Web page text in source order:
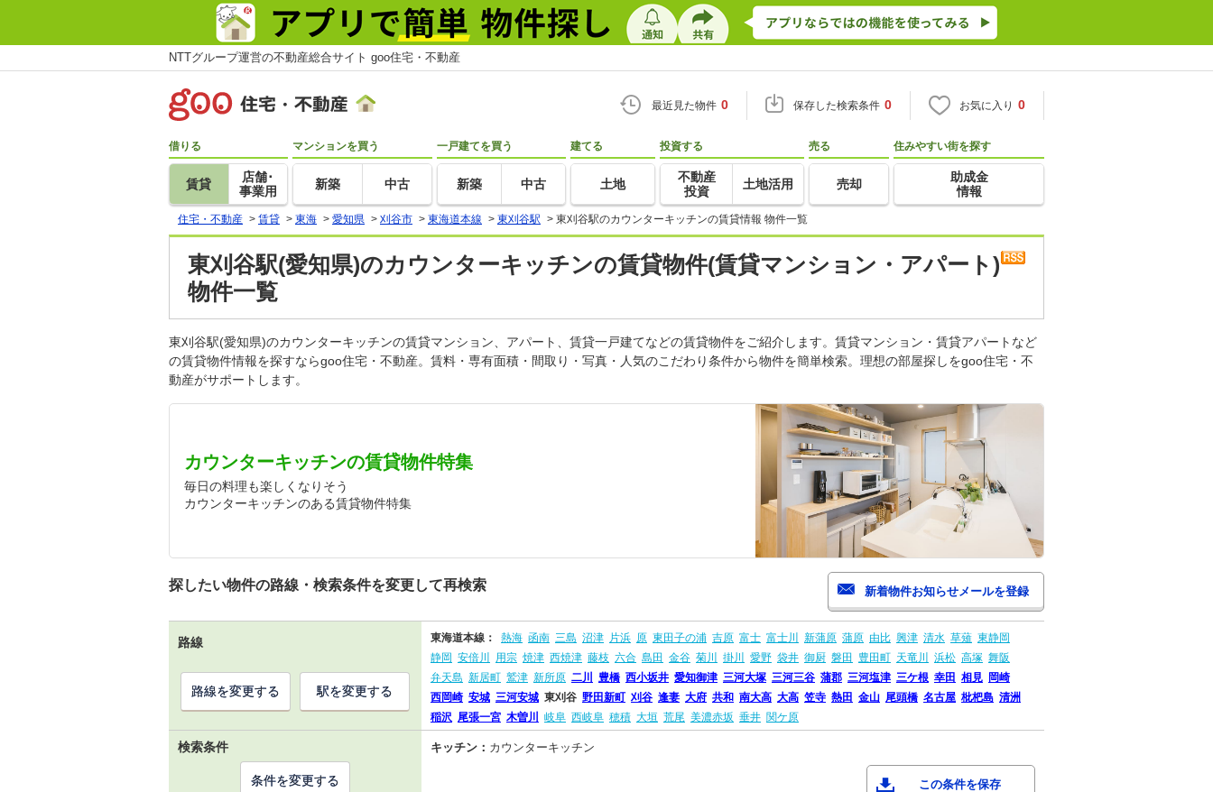
NTTグループ運営の不動産総合サイト goo住宅・不動産
最近見た物件 0 保存した検索条件 0 お気に入り 0
借りる
賃貸
店舗･
事業用
マンションを買う
新築 中古
一戸建てを買う
新築 中古
建てる
土地
投資する
不動産
投資
土地活用
売る
売却
住みやすい街を探す
助成金
情報
住宅・不動産 > 賃貸 > 東海 > 愛知県 > 刈谷市 > 東海道本線 > 東刈谷駅 > 東刈谷駅のカウンターキッチンの賃貸情報 物件一覧
東刈谷駅(愛知県)のカウンターキッチンの賃貸物件(賃貸マンション・アパート)
物件一覧
東刈谷駅(愛知県)のカウンターキッチンの賃貸マンション、アパート、賃貸一戸建てなどの賃貸物件をご紹介します。賃貸マンション・賃貸アパートなど
の賃貸物件情報を探すならgoo住宅・不動産。賃料・専有面積・間取り・写真・人気のこだわり条件から物件を簡単検索。理想の部屋探しをgoo住宅・不
動産がサポートします。
カウンターキッチンの賃貸物件特集
毎日の料理も楽しくなりそう
カウンターキッチンのある賃貸物件特集
探したい物件の路線・検索条件を変更して再検索
路線 東海道本線： 熱海 函南 三島 沼津 片浜 原 東田子の浦 吉原 富士 富士川 新蒲原 蒲原 由比 興津 清水 草薙 東静岡
静岡 安倍川 用宗 焼津 西焼津 藤枝 六合 島田 金谷 菊川 掛川 愛野 袋井 御厨 磐田 豊田町 天竜川 浜松 高塚 舞阪
弁天島 新居町 鷲津 新所原 二川 豊橋 西小坂井 愛知御津 三河大塚 三河三谷 蒲郡 三河塩津 三ケ根 幸田 相見 岡崎
西岡崎 安城 三河安城 東刈谷 野田新町 刈谷 逢妻 大府 共和 南大高 大高 笠寺 熱田 金山 尾頭橋 名古屋 枇杷島 清洲
稲沢 尾張一宮 木曽川 岐阜 西岐阜 穂積 大垣 荒尾 美濃赤坂 垂井 関ケ原
路線を変更する 駅を変更する
検索条件 キッチン： カウンターキッチン
この条件を保存
条件を変更する